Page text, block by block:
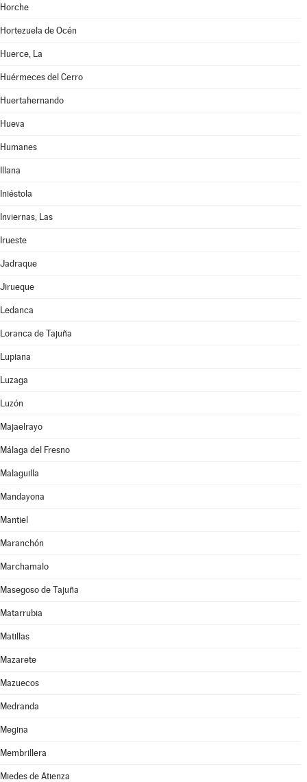
Horche
Hortezuela de Océn
Huerce, La
Huérmeces del Cerro
Huertahernando
Hueva
Humanes
Illana
Iniéstola
Inviernas, Las
Irueste
Jadraque
Jirueque
Ledanca
Loranca de Tajuña
Lupiana
Luzaga
Luzón
Majaelrayo
Málaga del Fresno
Malaguilla
Mandayona
Mantiel
Maranchón
Marchamalo
Masegoso de Tajuña
Matarrubia
Matillas
Mazarete
Mazuecos
Medranda
Megina
Membrillera
Miedes de Atienza